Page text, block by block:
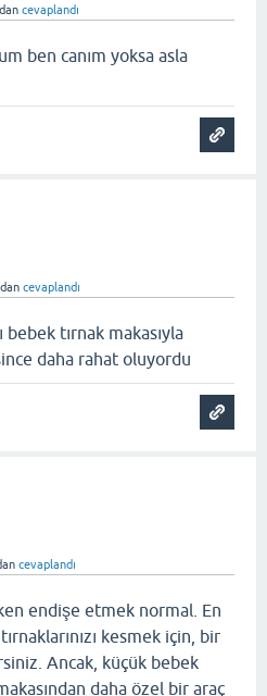
cevaplandı
ben canım yoksa asla
cevaplandı
bebek tırnak makasıyla
daha rahat oluyordu
cevaplandı
endişe etmek normal. En
kesmek için, bir
Ancak, küçük bebek
daha özel bir araç